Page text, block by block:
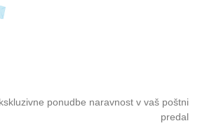
ponudbe naravnost v vaš poštni
predal